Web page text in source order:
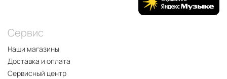
Сервис
Наши магазины
Доставка и оплата
Сервисный центр